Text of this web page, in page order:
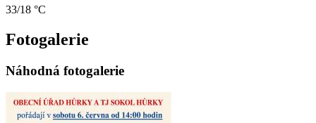
33/18 °C
Fotogalerie
Náhodná fotogalerie